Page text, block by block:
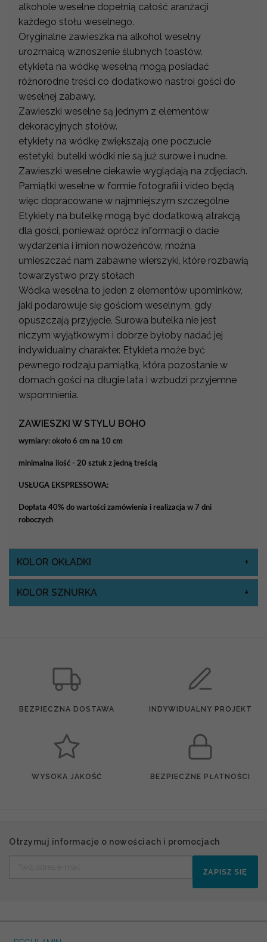
alkohole weselne dopełnią całość aranżacji
każdego stołu weselnego.
Oryginalne zawieszka na alkohol weselny
urozmaicą wznoszenie ślubnych toastów.
etykieta na wódkę weselną mogą posiadać
różnorodne treści co dodatkowo nastroi gości do
weselnej zabawy.
Zawieszki weselne są jednym z elementów
dekoracyjnych stołów.
etykiety na wódkę zwiększają one poczucie
estetyki, butelki wódki nie są już surowe i nudne.
Zawieszki weselne ciekawie wyglądają na zdjęciach.
Pamiątki weselne w formie fotografii i video będą
więc dopracowane w najmniejszym szczególne
Etykiety na butelkę mogą być dodatkową atrakcją
dla gości, ponieważ oprócz informacji o dacie
wydarzenia i imion nowożeńców, można
umieszczać nam zabawne wierszyki, które rozbawią
towarzystwo przy stołach
Wódka weselna to jeden z elementów upominków,
jaki podarowuje się gościom weselnym, gdy
opuszczają przyjęcie. Surowa butelka nie jest
niczym wyjątkowym i dobrze byłoby nadać jej
indywidualny charakter. Etykieta może być
pewnego rodzaju pamiątką, która pozostanie w
domach gości na długie lata i wzbudzi przyjemne
wspomnienia.
ZAWIESZKI W STYLU BOHO
wymiary: około 6 cm na 10 cm
minimalna ilość - 20 sztuk z jedną treścią
USŁUGA EKSPRESSOWA:
Dopłata 40% do wartości zamówienia i realizacja w 7 dni
roboczych
KOLOR OKŁADKI
KOLOR SZNURKA
BEZPIECZNA DOSTAWA INDYWIDUALNY PROJEKT
WYSOKA JAKOŚĆ BEZPIECZNE PŁATNOŚCI
Otrzymuj informacje o nowościach i promocjach
ZAPISZ SIĘ